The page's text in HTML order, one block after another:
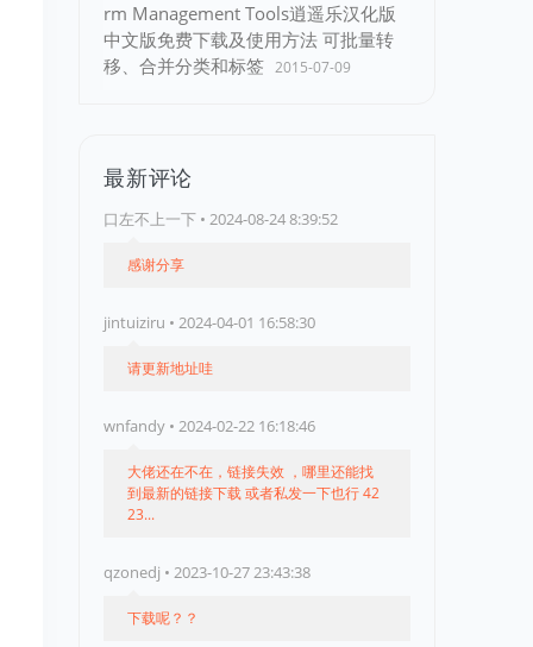
rm Management Tools逍遥乐汉化版
中文版免费下载及使用方法 可批量转
移、合并分类和标签 2015-07-09
最新评论
口左不上一下 • 2024-08-24 8:39:52
感谢分享
jintuiziru • 2024-04-01 16:58:30
请更新地址哇
wnfandy • 2024-02-22 16:18:46
大佬还在不在，链接失效 ，哪里还能找
到最新的链接下载 或者私发一下也行 42
23...
qzonedj • 2023-10-27 23:43:38
下载呢？？